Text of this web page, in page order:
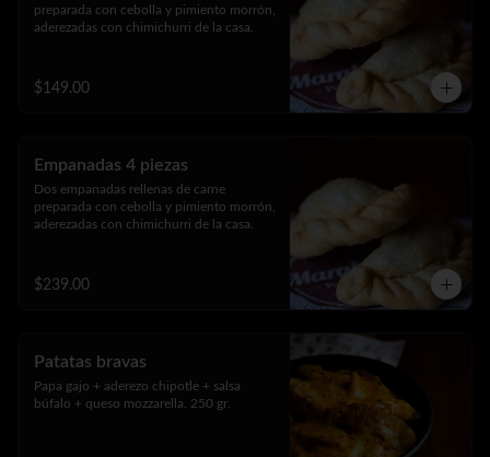
preparada con cebolla y pimiento morrón,
aderezadas con chimichurri de la casa.
$149.00
Empanadas 4 piezas
Dos empanadas rellenas de carne
preparada con cebolla y pimiento morrón,
aderezadas con chimichurri de la casa.
$239.00
Patatas bravas
Papa gajo + aderezo chipotle + salsa
búfalo + queso mozzarella. 250 gr.